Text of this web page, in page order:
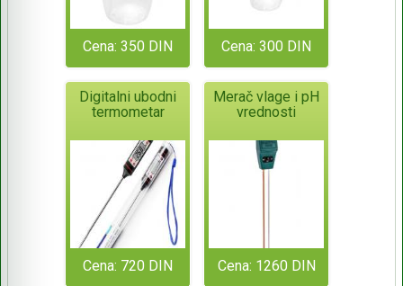
Cena: 350 DIN Cena: 300 DIN
Digitalni ubodni
termometar
Cena: 720 DIN
Merač vlage i pH
vrednosti
Cena: 1260 DIN